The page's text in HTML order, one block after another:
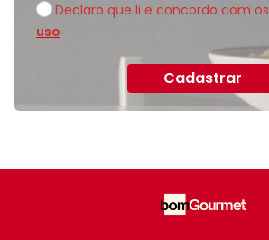
Declaro que li e concordo com os
uso
Cadastrar